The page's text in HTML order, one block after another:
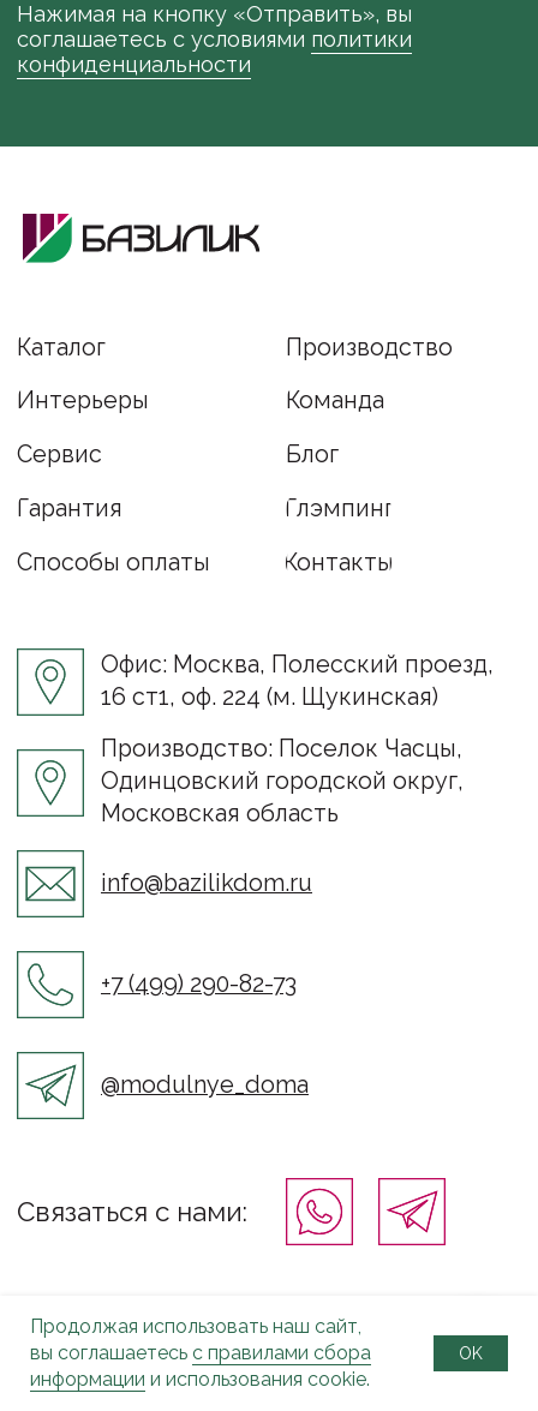
Продолжая использовать наш сайт,
вы соглашаетесь с правилами сбора
информации и использования cookie.
OK